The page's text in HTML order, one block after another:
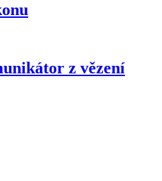
z vězení